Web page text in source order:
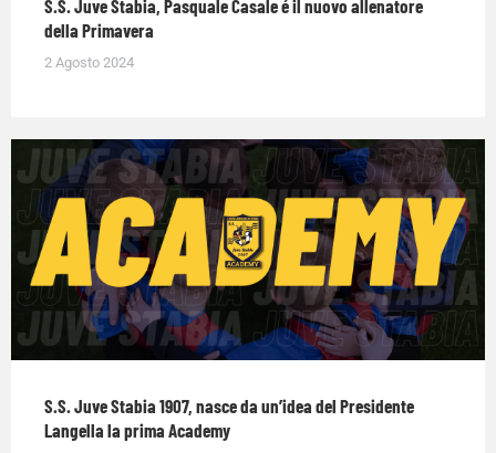
S.S. Juve Stabia, Pasquale Casale é il nuovo allenatore
della Primavera
2 Agosto 2024
S.S. Juve Stabia 1907, nasce da un’idea del Presidente
Langella la prima Academy